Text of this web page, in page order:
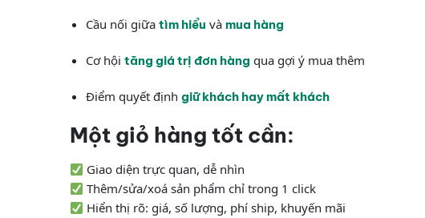
Cầu nối giữa tìm hiểu và mua hàng
Cơ hội tăng giá trị đơn hàng qua gợi ý mua thêm
Điểm quyết định giữ khách hay mất khách
Một giỏ hàng tốt cần:
Giao diện trực quan, dễ nhìn
Thêm/sửa/xoá sản phẩm chỉ trong 1 click
Hiển thị rõ: giá, số lượng, phí ship, khuyến mãi